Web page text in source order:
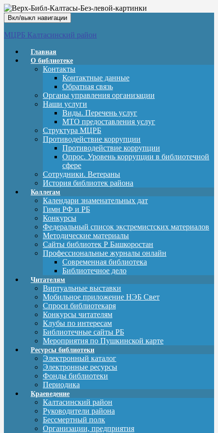
Вкл/выкл навигации
МЦРБ Калтасинский район
Главная
О библиотеке
Контакты
Контактные данные
Обратная связь
Органы управления организации
Наши услуги
Виды. Перечень услуг
МТО предоставления услуг
Структура МЦРБ
Противодействие коррупции
Противодействие коррупции
Опрос. Уровень коррупции в библиотечной
сфере
Сотрудники. Ветераны
История библиотек района
Коллегам
Календари знаменательных дат
Гимн РФ и РБ
Конкурсы
Федеральный список экстремистских материалов
Методические материалы
Сайты библиотек Р Башкоростан
Профессиональные журналы онлайн
Современная библиотека
Библиотечное дело
Читателям
Виртуальные выставки
Мобильное приложение НЭБ Свет
Спроси библиотекаря
Конкурсы читателям
Клубы по интересам
Библиотечные сайты РБ
Мероприятия по Пушкинской карте
Ресурсы библиотеки
Электронный каталог
Электронные ресурсы
Фонды библиотеки
Периодика
Краеведение
Калтасинский район
Руководители района
Бессмертный полк
Организации, предприятия